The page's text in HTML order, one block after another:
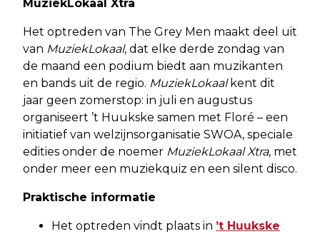
MuziekLokaal Xtra
Het optreden van The Grey Men maakt deel uit
van MuziekLokaal, dat elke derde zondag van
de maand een podium biedt aan muzikanten
en bands uit de regio. MuziekLokaal kent dit
jaar geen zomerstop: in juli en augustus
organiseert ’t Huukske samen met Floré – een
initiatief van welzijnsorganisatie SWOA, speciale
edities onder de noemer MuziekLokaal Xtra, met
onder meer een muziekquiz en een silent disco.
Praktische informatie
Het optreden vindt plaats in ’t Huukske